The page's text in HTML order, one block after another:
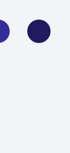
Open